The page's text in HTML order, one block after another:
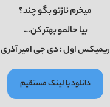
میخرم نازتو بگو چند؟
بیا حالمو بهتر کن…
ریمیکس اول : دی جی امیر آذری
دانلود با لینک مستقیم